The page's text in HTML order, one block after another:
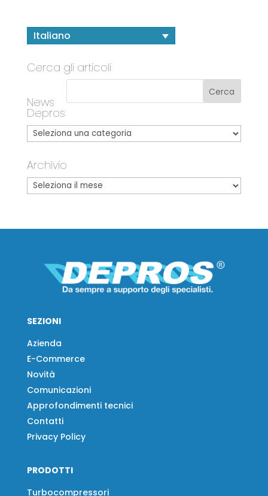
Italiano
Cerca gli articoli
News
Depros
Archivio
SEZIONI
Azienda
E-Commerce
Novità
Comunicazioni
Approfondimenti tecnici
Contatti
Privacy Policy
PRODOTTI
Turbocompressori